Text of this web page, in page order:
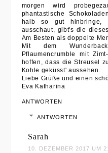
morgen wird
phantastische
halb so gut hinbringe,
ausschaut, gibt's die
Am Besten als doppelte
Mit dem
Pflaumencrumble mit
hoffen, dass die Streusel
Kohle geküsst' aussehen.
Liebe Grüße und einen
Eva Katharina
ANTWORTEN
ANTWORTEN
Sarah
10. DEZEMBER 2017 UM